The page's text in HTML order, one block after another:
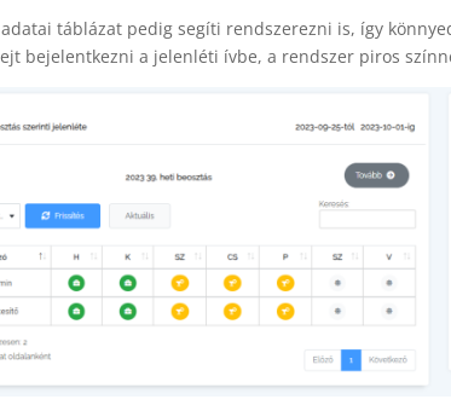
táblázat pedig segíti rendszerezni is, így
bejelentkezni a jelenléti ívbe, a rendszer piros